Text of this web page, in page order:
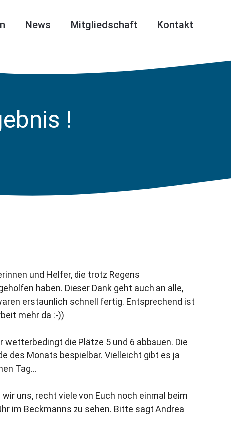
News Mitgliedschaft Kontakt
!
und Helfer, die trotz Regens
haben. Dieser Dank geht auch an alle,
erstaunlich schnell fertig. Entsprechend ist
mehr da :-))
wetterbedingt die Plätze 5 und 6 abbauen. Die
des Monats bespielbar. Vielleicht gibt es ja
Tag…
uns, recht viele von Euch noch einmal beim
im Beckmanns zu sehen. Bitte sagt Andrea